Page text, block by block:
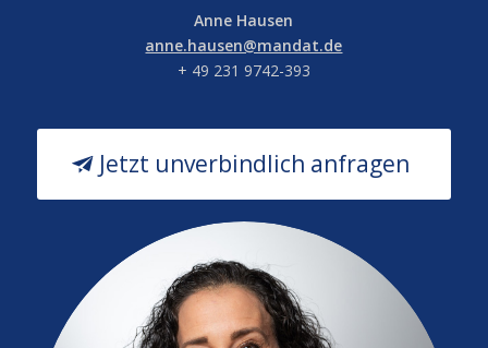
Anne Hausen
anne.hausen@mandat.de
+ 49 231 9742-393
Jetzt unverbindlich anfragen